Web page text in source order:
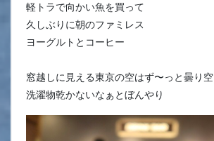
軽トラで向かい魚を買って
久しぶりに朝のファミレス
ヨーグルトとコーヒー
窓越しに見える東京の空はず〜っと曇り空
洗濯物乾かないなぁとぼんやり